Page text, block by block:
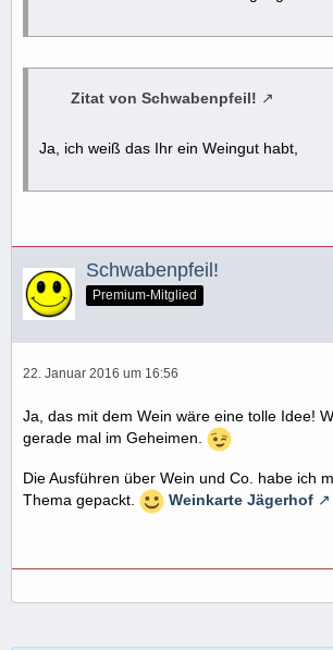
Zitat von Schwabenpfeil!
Ja, ich weiß das Ihr ein Weingut habt,
Schwabenpfeil!
Premium-Mitglied
22. Januar 2016 um 16:56
Ja, das mit dem Wein wäre eine tolle Idee!
gerade mal im Geheimen.
Die Ausführen über Wein und Co. habe ich
Thema gepackt.
Weinkarte Jägerhof